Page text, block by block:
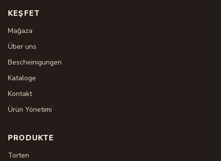
KEŞFET
Mağaza
Über uns
Bescheinigungen
Kataloge
Kontakt
Ürün Yönetimi
PRODUKTE
Torten